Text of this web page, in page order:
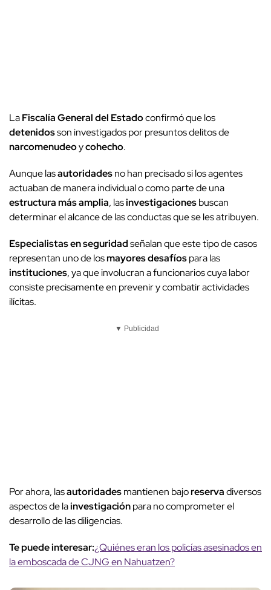
LaFiscalía General del Estadoconfirmó que los
detenidosson investigados por presuntos delitos de
narcomenudeoycohecho.
Aunque lasautoridadesno han precisado si los agentes
actuaban de manera individual o como parte de una
estructura más amplia, lasinvestigacionesbuscan
determinar el alcance de las conductas que se les atribuyen.
Especialistas en seguridadseñalan que este tipo de casos
representan uno de losmayores desafíospara las
instituciones, ya que involucran a funcionarios cuya labor
consiste precisamente en prevenir y combatir actividades
ilícitas.
▼ Publicidad
Por ahora, lasautoridadesmantienen bajoreservadiversos
aspectos de lainvestigaciónpara no comprometer el
desarrollo de las diligencias.
Te puede interesar:¿Quiénes eran los policías asesinados en
la emboscada de CJNG en Nahuatzen?